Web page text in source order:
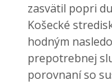
zasvätil popri
Košecké
hodným
prepotrebnej
porovnaní so